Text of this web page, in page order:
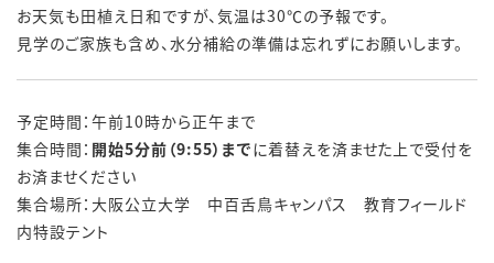
お天気も田植え日和ですが、気温は30℃の予報です。
見学のご家族も含め、水分補給の準備は忘れずにお願いします。
予定時間：午前10時から正午まで
集合時間： 開始5分前（9:55）までに着替えを済ませた上で受付を
お済ませください
集合場所：大阪公立大学 中百舌鳥キャンパス 教育フィールド
内特設テント